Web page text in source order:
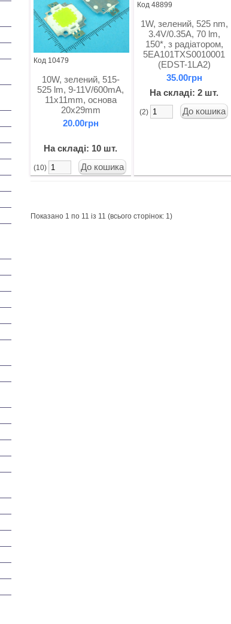
Код 10479
10W, зелений, 515-
525 lm, 9-11V/600mA,
11x11mm, основа
20x29mm
20.00грн
На складі: 10 шт.
(10)
Код 48899
1W, зелений, 525 nm,
3.4V/0.35A, 70 lm,
150*, з радіатором,
5EA101TXS0010001
(EDST-1LA2)
35.00грн
На складі: 2 шт.
(2)
Показано 1 по 11 із 11 (всього сторінок: 1)